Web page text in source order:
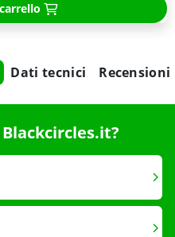
Dati tecnici Recensioni